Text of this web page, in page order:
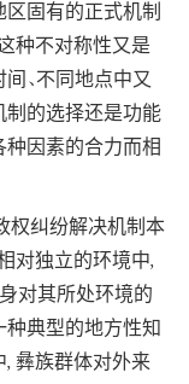
固有的正式机制
种不对称性又是
、不同地点中又
制的选择还是功能
因素的合力而相
权纠纷解决机制本
对独立的环境中,
对其所处环境的
典型的地方性知
, 彝族群体对外来